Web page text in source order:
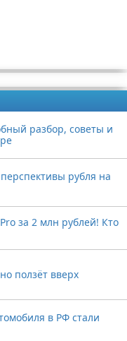
разбор, советы и
рубля на
за 2 млн рублей! Кто
ползёт вверх
в РФ стали